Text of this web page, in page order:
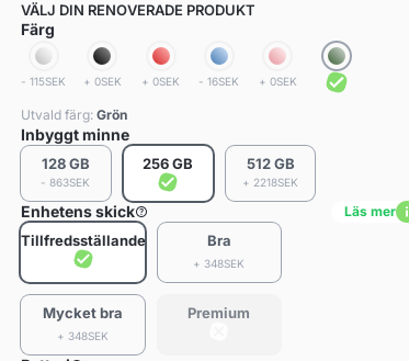
VÄLJ DIN RENOVERADE PRODUKT
Färg
- 115SEK + 0SEK + 0SEK - 16SEK + 0SEK
Utvald färg:Grön
Inbyggt minne
128 GB
- 863SEK
256 GB 512 GB
+ 2218SEK
Enhetens skick Läs mer
Tillfredsställande Bra
+ 348SEK
Mycket bra
+ 348SEK
Premium